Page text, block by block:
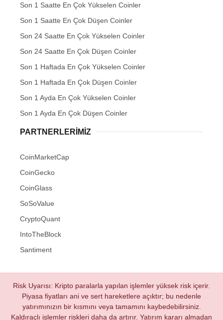
Son 1 Saatte En Çok Yükselen Coinler
Son 1 Saatte En Çok Düşen Coinler
Son 24 Saatte En Çok Yükselen Coinler
Son 24 Saatte En Çok Düşen Coinler
Son 1 Haftada En Çok Yükselen Coinler
Son 1 Haftada En Çok Düşen Coinler
Son 1 Ayda En Çok Yükselen Coinler
Son 1 Ayda En Çok Düşen Coinler
PARTNERLERIMIZ
CoinMarketCap
CoinGecko
CoinGlass
SoSoValue
CryptoQuant
IntoTheBlock
Santiment
Risk Uyarısı: Kripto paralarla yapılan işlemler yüksek risk içerir.
Piyasa fiyatları ani ve sert hareketlere açıktır; bu nedenle
yatırımınızın bir kısmını veya tamamını kaybedebilirsiniz.
Kaldıraçlı işlemler riskleri daha da artırır. Yatırım kararı almadan